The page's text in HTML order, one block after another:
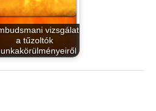
vizsgálat
a tűzoltók